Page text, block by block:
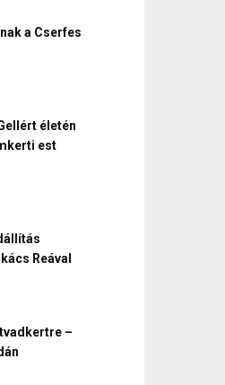
a Cserfes
életén
est
Reával
–